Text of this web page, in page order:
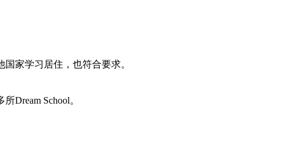
家学习居住，也符合要求。
Dream School。